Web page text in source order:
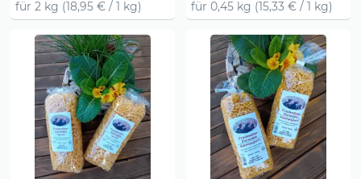
für 2 kg (18,95 € / 1 kg) für 0,45 kg (15,33 € / 1 kg)